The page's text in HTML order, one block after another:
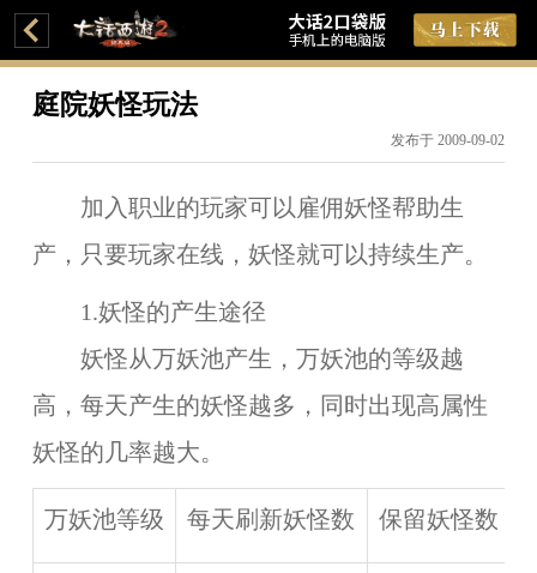
庭院妖怪玩法
发布于 2009-09-02
加入职业的玩家可以雇佣妖怪帮助生
产，只要玩家在线，妖怪就可以持续生产。
1.妖怪的产生途径
妖怪从万妖池产生，万妖池的等级越
高，每天产生的妖怪越多，同时出现高属性
妖怪的几率越大。
万妖池等级 每天刷新妖怪数 保留妖怪数